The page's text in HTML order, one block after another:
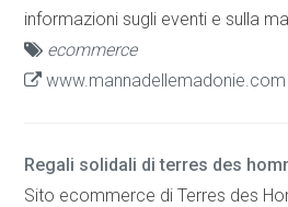
informazioni sugli eventi e sulla
ecommerce
www.mannadellemadonie.com
Regali solidali di terres des
Sito ecommerce di Terres des